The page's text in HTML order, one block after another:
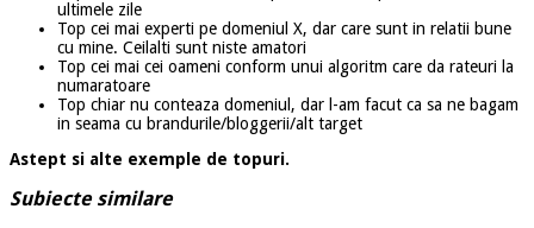
ultimele zile
Top cei mai experti pe domeniul X, dar care sunt in relatii bune
cu mine. Ceilalti sunt niste amatori
Top cei mai cei oameni conform unui algoritm care da rateuri la
numaratoare
Top chiar nu conteaza domeniul, dar l-am facut ca sa ne bagam
in seama cu brandurile/bloggerii/alt target
Astept si alte exemple de topuri.
Subiecte similare